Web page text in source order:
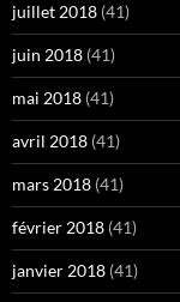
juillet 2018 (41)
juin 2018 (41)
mai 2018 (41)
avril 2018 (41)
mars 2018 (41)
février 2018 (41)
janvier 2018 (41)